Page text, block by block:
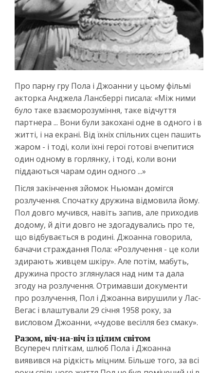
Про парну гру Пола і Джоанни у цьому фільмі
акторка Анджела Лансберрі писала: «Між ними
було таке взаєморозуміння, таке відчуття
партнера ... Вони були закохані одне в одного і в
житті, і на екрані. Від їхніх спільних сцен пашить
жаром - і тоді, коли їхні герої готові вчепитися
один одному в горлянку, і тоді, коли вони
піддаються чарам один одного ...»
Після закінчення зйомок Ньюман домігся
розлучення. Спочатку дружина відмовила йому.
Пол довго мучився, навіть запив, але приходив
додому, й діти довго не здогадувались про те,
що відбувається в родині. Джоанна говорила,
бачачи страждання Пола: «Розлучення - це коли
здирають живцем шкіру». Але потім, мабуть,
дружина просто зглянулася над ним та дала
згоду на розлучення. Отримавши документи
про розлучення, Пол і Джоанна вирушили у Лас-
Вегас і влаштували 29 січня 1958 року, за
висловом Джоанни, «чудове весілля без смаку».
Разом, віч-на-віч із цілим світом
Всупереч пліткам, шлюб Пола і Джоанна
виявився на рідкість міцним. Більше того, за всі